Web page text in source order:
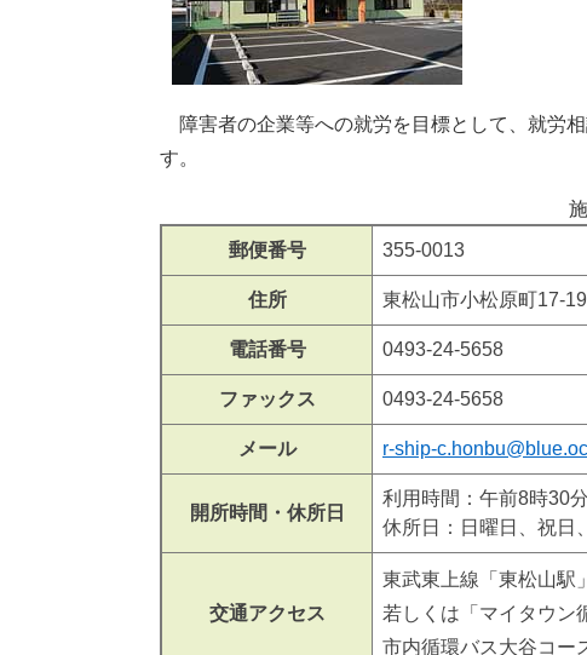
障害者の企業等への就労を目標として、就労
す。
郵便番号
355-0013
住所 東松山市小松原町17-19
電話番号 0493-24-5658
ファックス 0493-24-5658
メール r-ship-
開所時間・休所日
利用時間：午前8時30
休所日：日曜日、祝日
交通アクセス
東武東上線「東松山駅
若しくは「マイタウン
市内循環バス大谷コー